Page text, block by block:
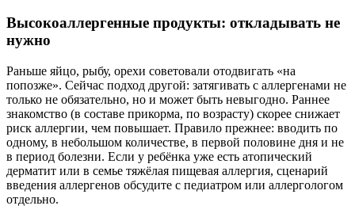
Высокоаллергенные продукты: откладывать не
нужно
Раньше яйцо, рыбу, орехи советовали отодвигать «на
попозже». Сейчас подход другой: затягивать с аллергенами не
только не обязательно, но и может быть невыгодно. Раннее
знакомство (в составе прикорма, по возрасту) скорее снижает
риск аллергии, чем повышает. Правило прежнее: вводить по
одному, в небольшом количестве, в первой половине дня и не
в период болезни. Если у ребёнка уже есть атопический
дерматит или в семье тяжёлая пищевая аллергия, сценарий
введения аллергенов обсудите с педиатром или аллергологом
отдельно.